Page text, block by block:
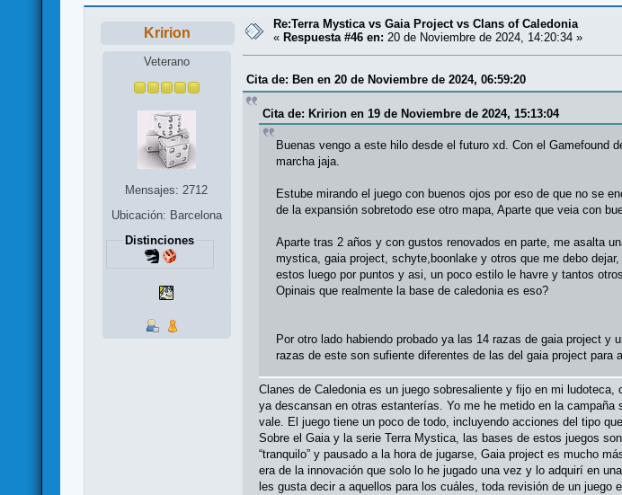
Kririon
Veterano
Mensajes: 2712
Ubicación: Barcelona
Distinciones
Re:Terra Mystica vs Gaia Project vs Clans of Caledonia
« Respuesta #46 en: 20 de Noviembre de 2024, 14:20:34 »
Cita de: Ben en 20 de Noviembre de 2024, 06:59:20
Cita de: Kririon en 19 de Noviembre de 2024, 15:13:04
Buenas vengo a este hilo desde el futuro xd. Con el Gamefound
marcha jaja.
Estube mirando el juego con buenos ojos por eso de que no se
de la expansión sobretodo ese otro mapa, Aparte que veia con
Aparte tras 2 años y con gustos renovados en parte, me asalta
mystica, gaia project, schyte,boonlake y otros que me debo
estos luego por puntos y asi, un poco estilo le havre y tantos
Opinais que realmente la base de caledonia es eso?
Por otro lado habiendo probado ya las 14 razas de gaia project
razas de este son sufiente diferentes de las del gaia project para
Clanes de Caledonia es un juego sobresaliente y fijo en mi
ya descansan en otras estanterías. Yo me he metido en la
vale. El juego tiene un poco de todo, incluyendo acciones del tipo
Sobre el Gaia y la serie Terra Mystica, las bases de estos juegos
“tranquilo” y pausado a la hora de jugarse, Gaia project es mucho
era de la innovación que solo lo he jugado una vez y lo adquirí en
les gusta decir a aquellos para los cuáles, toda revisión de un